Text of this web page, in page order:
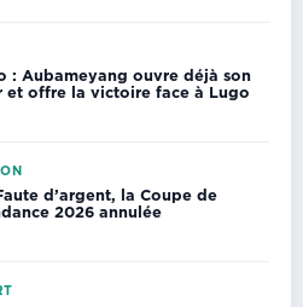
: Aubameyang ouvre déjà son
et offre la victoire face à Lugo
d’argent, la Coupe de
2026 annulée